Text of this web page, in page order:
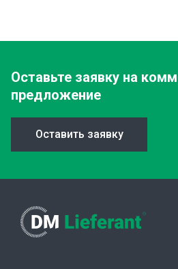
Оставьте заявку на
предложение
Оставить заявку